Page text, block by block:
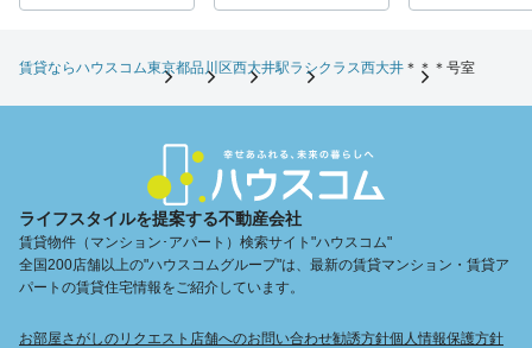
賃貸ならハウスコム東京都品川区西大井駅ラシクラス西大井 ＊＊＊号室
ライフスタイルを提案する不動産会社
賃貸物件（マンション･アパート）検索サイト"ハウスコム"
全国200店舗以上の"ハウスコムグループ"は、最新の賃貸マンション・賃貸ア
パートの賃貸住宅情報をご紹介しています。
お部屋さがしのリクエスト 店舗へのお問い合わせ勧誘方針個人情報保護方針